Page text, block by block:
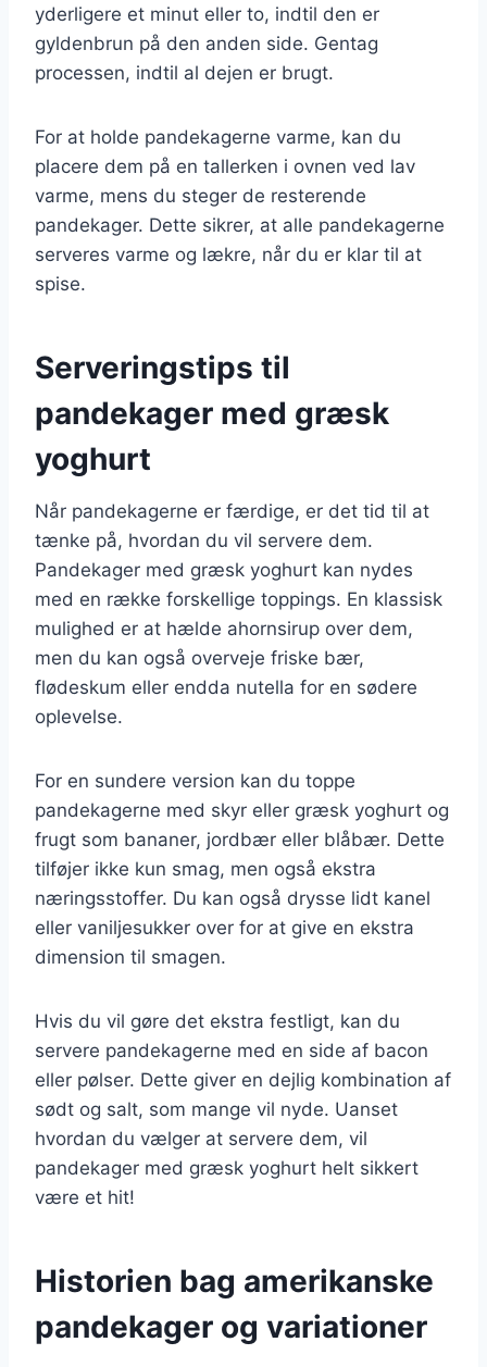
yderligere et minut eller to, indtil den er
gyldenbrun på den anden side. Gentag
processen, indtil al dejen er brugt.
For at holde pandekagerne varme, kan du
placere dem på en tallerken i ovnen ved lav
varme, mens du steger de resterende
pandekager. Dette sikrer, at alle pandekagerne
serveres varme og lækre, når du er klar til at
spise.
Serveringstips til
pandekager med græsk
yoghurt
Når pandekagerne er færdige, er det tid til at
tænke på, hvordan du vil servere dem.
Pandekager med græsk yoghurt kan nydes
med en række forskellige toppings. En klassisk
mulighed er at hælde ahornsirup over dem,
men du kan også overveje friske bær,
flødeskum eller endda nutella for en sødere
oplevelse.
For en sundere version kan du toppe
pandekagerne med skyr eller græsk yoghurt og
frugt som bananer, jordbær eller blåbær. Dette
tilføjer ikke kun smag, men også ekstra
næringsstoffer. Du kan også drysse lidt kanel
eller vaniljesukker over for at give en ekstra
dimension til smagen.
Hvis du vil gøre det ekstra festligt, kan du
servere pandekagerne med en side af bacon
eller pølser. Dette giver en dejlig kombination af
sødt og salt, som mange vil nyde. Uanset
hvordan du vælger at servere dem, vil
pandekager med græsk yoghurt helt sikkert
være et hit!
Historien bag amerikanske
pandekager og variationer